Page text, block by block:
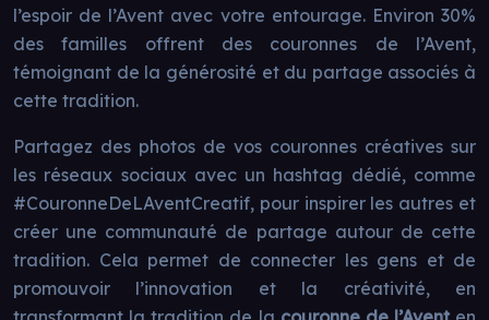
l’espoir de l’Avent avec votre entourage. Environ 30%
des familles offrent des couronnes de l’Avent,
témoignant de la générosité et du partage associés à
cette tradition.
Partagez des photos de vos couronnes créatives sur
les réseaux sociaux avec un hashtag dédié, comme
#CouronneDeLAventCreatif, pour inspirer les autres et
créer une communauté de partage autour de cette
tradition. Cela permet de connecter les gens et de
promouvoir l’innovation et la créativité, en